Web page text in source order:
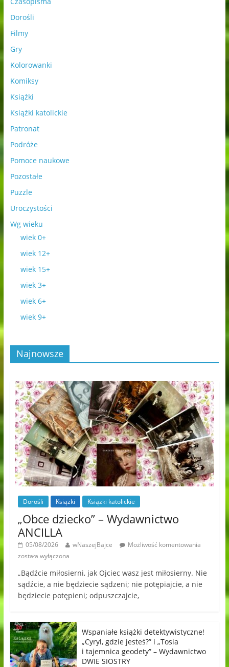
Dorośli
Filmy
Gry
Kolorowanki
Komiksy
Książki
Książki katolickie
Patronat
Podróże
Pomoce naukowe
Pozostałe
Puzzle
Uroczystości
Wg wieku
wiek 0+
wiek 12+
wiek 15+
wiek 3+
wiek 6+
wiek 9+
Najnowsze
Dorośli Książki Książki katolickie
„Obce dziecko” – Wydawnictwo
ANCILLA
05/08/2026 wNaszejBajce
Możliwość komentowania
została wyłączona
„Bądźcie miłosierni, jak Ojciec wasz jest miłosierny. Nie
sądźcie, a nie będziecie sądzeni; nie potępiajcie, a nie
będziecie potępieni; odpuszczajcie,
Wspaniałe książki detektywistyczne!
„Cyryl, gdzie jesteś?” i „Tosia
i tajemnica geodety” – Wydawnictwo
DWIE SIOSTRY